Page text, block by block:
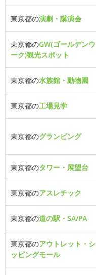
東京都の演劇・講演会
東京都のGW(ゴールデン
ーク)観光スポット
東京都の水族館・動物園
東京都の工場見学
東京都のグランピング
東京都のタワー・展望台
東京都のアスレチック
東京都の道の駅・SA/PA
東京都のアウトレット・
ッピングモール